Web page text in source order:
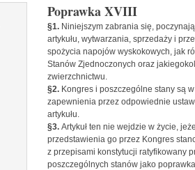
Poprawka XVIII
§1. Niniejszym zabrania się,
artykułu, wytwarzania, sprzedaży i
spożycia napojów wyskokowych, jak
Stanów Zjednoczonych oraz
zwierzchnictwu.
§2. Kongres i poszczególne stany są
zapewnienia przez odpowiednie
artykułu.
§3. Artykuł ten nie wejdzie w życie,
przedstawienia go przez Kongres
z przepisami konstytucji ratyfikowany
poszczególnych stanów jako